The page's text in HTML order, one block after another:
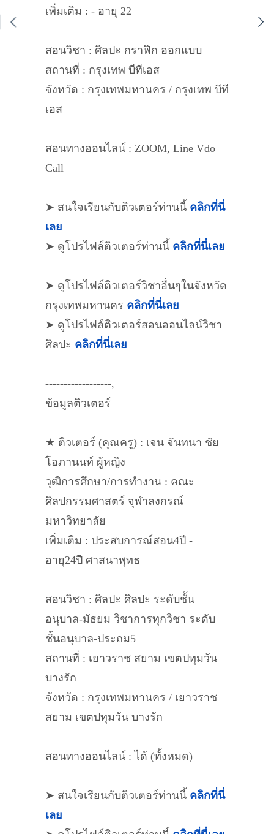
เพิ่มเติม : - อายุ 22
สอนวิชา : ศิลปะ กราฟิก ออกแบบ
สถานที่ : กรุงเทพ บีทีเอส
จังหวัด : กรุงเทพมหานคร / กรุงเทพ บีที
เอส
สอนทางออนไลน์ : ZOOM, Line Vdo
Call
➤ สนใจเรียนกับติวเตอร์ท่านนี้ คลิกที่นี่
เลย
➤ ดูโปรไฟล์ติวเตอร์ท่านนี้ คลิกที่นี่เลย
➤ ดูโปรไฟล์ติวเตอร์วิชาอื่นๆในจังหวัด
กรุงเทพมหานคร คลิกที่นี่เลย
➤ ดูโปรไฟล์ติวเตอร์สอนออนไลน์วิชา
ศิลปะ คลิกที่นี่เลย
------------------,
ข้อมูลติวเตอร์
★ ติวเตอร์ (คุณครู) : เจน จันทนา ชัย
โอภานนท์ ผู้หญิง
วุฒิการศึกษา/การทำงาน : คณะ
ศิลปกรรมศาสตร์ จุฬาลงกรณ์
มหาวิทยาลัย
เพิ่มเติม : ประสบการณ์สอน4ปี -
อายุ24ปี ศาสนาพุทธ
สอนวิชา : ศิลปะ ศิลปะ ระดับชั้น
อนุบาล-มัธยม วิชาการทุกวิชา ระดับ
ชั้นอนุบาล-ประถม5
สถานที่ : เยาวราช สยาม เขตปทุมวัน
บางรัก
จังหวัด : กรุงเทพมหานคร / เยาวราช
สยาม เขตปทุมวัน บางรัก
สอนทางออนไลน์ : ได้ (ทั้งหมด)
➤ สนใจเรียนกับติวเตอร์ท่านนี้ คลิกที่นี่
เลย